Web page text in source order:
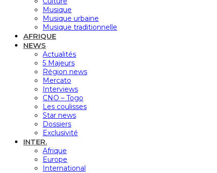
Musique
Musique urbaine
Musique traditionnelle
AFRIQUE
NEWS
Actualités
5 Majeurs
Région news
Mercato
Interviews
CNO – Togo
Les coulisses
Star news
Dossiers
Exclusivité
INTER.
Afrique
Europe
International